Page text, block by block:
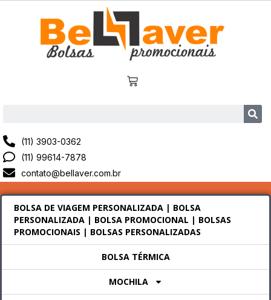
(11) 3903-0362
(11) 99614-7878
contato@bellaver.com.br
BOLSA DE VIAGEM PERSONALIZADA | BOLSA
PERSONALIZADA | BOLSA PROMOCIONAL | BOLSAS
PROMOCIONAIS | BOLSAS PERSONALIZADAS
BOLSA TÉRMICA
MOCHILA